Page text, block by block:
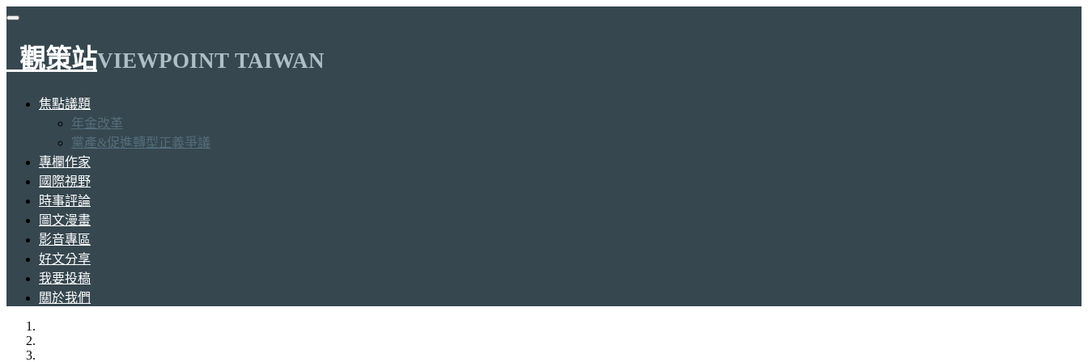
觀策站VIEWPOINT TAIWAN
焦點議題
年金改革
黨產&促進轉型正義爭議
專欄作家
國際視野
時事評論
圖文漫畫
影音專區
好文分享
我要投稿
關於我們